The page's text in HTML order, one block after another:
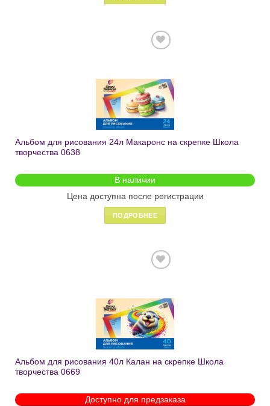
Альбом для рисования 24л Макаронс на скрепке Школа
творчества 0638
В наличии
Цена доступна после регистрации
ПОДРОБНЕЕ
Альбом для рисования 40л Калан на скрепке Школа
творчества 0669
Доступно для предзаказа